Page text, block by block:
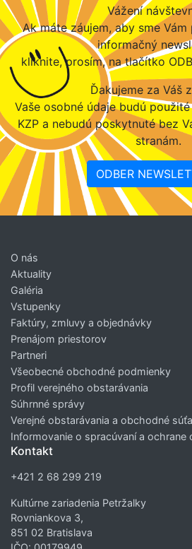
Vážení
Ak máte záujem, aby sme
informačný
kliknite, prosím, na tlačítko
Ďakujeme za Váš
Vaše osobné údaje budú
KZP a nebudú poskytnuté bez
stranám.
ODBER
O nás
Aktuality
Galéria
Vstupenky
Faktúry, zmluvy a objednávky
Prenájom priestorov
Partneri
Všeobecné obchodné podmienky
Profil verejného obstarávania
Súhrnné správy
Verejné obstarávania a obchodné
Informovanie o spracúvaní a ochrane
Kontakt
+421 2 68 299 219
Kultúrne zariadenia Petržalky
Rovniankova 3,
851 02 Bratislava